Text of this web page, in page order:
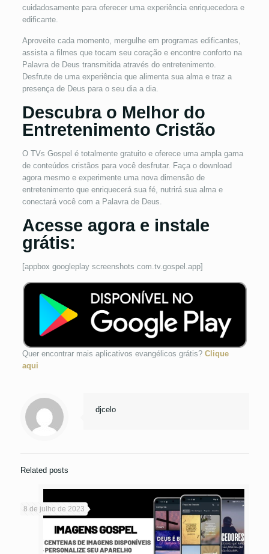
cuidadosamente para oferecer uma experiência enriquecedora e
edificante.
Aproveite cada momento, mergulhe em programas edificantes,
assista a filmes que tocam seu coração e encontre conforto na
Palavra de Deus transmitida através do entretenimento.
Desfrute de uma experiência que alimenta sua alma e traz a
presença de Deus para o seu dia a dia.
Descubra o Melhor do
Entretenimento Cristão
O TVs Gospel é totalmente gratuito e oferece uma ampla gama
de conteúdos cristãos para você desfrutar. Faça o download
agora mesmo e experimente uma nova dimensão de
entretenimento que enriquecerá sua fé, nutrirá sua alma e
conectará você com a Palavra de Deus.
Acesse agora e instale
grátis:
[appbox googleplay screenshots com.tv.gospel.app]
Quer encontrar mais aplicativos evangélicos grátis?Clique
aqui
djcelo
Related posts
8 de julho de 2023